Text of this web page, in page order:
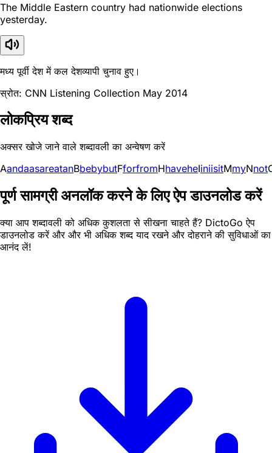
The Middle Eastern country had nationwide elections
yesterday.
मध्य पूर्वी देश में कल देशव्यापी चुनाव हुए।
स्रोत: CNN Listening Collection May 2014
लोकप्रिय शब्द
अक्सर खोजे जाने वाले शब्दावली का अन्वेषण करें
AandaasareatanBbebybutFforfromHhaveheIiniisitMmyNnot
पूर्ण सामग्री अनलॉक करने के लिए ऐप डाउनलोड करें
क्या आप शब्दावली को अधिक कुशलता से सीखना चाहते हैं? DictoGo ऐप
डाउनलोड करें और और भी अधिक शब्द याद रखने और दोहराने की सुविधाओं का
आनंद लें!